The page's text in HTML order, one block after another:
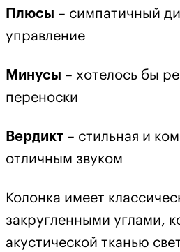
Плюсы – симпатичный
управление
Минусы – хотелось бы
переноски
Вердикт – стильная и
отличным звуком
Колонка имеет
закругленными углами,
акустической тканью